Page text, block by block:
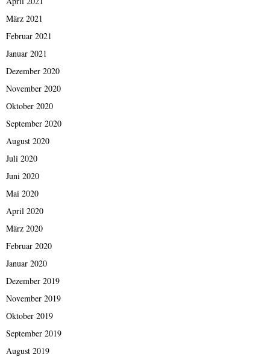
März 2021
Februar 2021
Januar 2021
Dezember 2020
November 2020
Oktober 2020
September 2020
August 2020
Juli 2020
Juni 2020
Mai 2020
April 2020
März 2020
Februar 2020
Januar 2020
Dezember 2019
November 2019
Oktober 2019
September 2019
August 2019